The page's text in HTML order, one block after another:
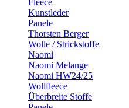
Fleece
Kunstleder
Panele
Thorsten Berger
Wolle / Strickstoffe
Naomi
Naomi Melange
Naomi HW24/25
Wollfleece
Überbreite Stoffe